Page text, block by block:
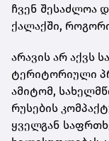
ჩვენ შესაძლოა
ქალაქში,
არავის არ აქვს
ტერიტორიული
ამიტომ,
რუსების
ყველგან